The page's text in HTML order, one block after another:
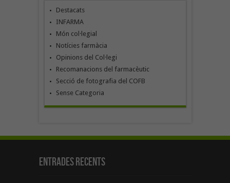
Destacats
INFARMA
Món col·legial
Notícies farmàcia
Opinions del Col·legi
Recomanacions del farmacèutic
Secció de fotografia del COFB
Sense Categoria
Entrades recents